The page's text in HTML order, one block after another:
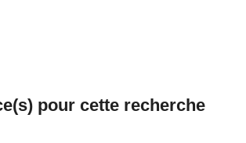
pour cette recherche